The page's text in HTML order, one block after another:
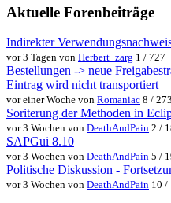
Aktuelle Forenbeiträge
Indirekter
vor 3 Tagen von Herbert_zarg 1 / 727
Bestellungen -> neue
Eintrag wird nicht transportiert
vor einer Woche von Romaniac 8 /
Soriterung der Methoden in
vor 3 Wochen von DeathAndPain 2 /
SAPGui 8.10
vor 3 Wochen von DeathAndPain 5 /
Politische Diskussion -
vor 3 Wochen von DeathAndPain 10 /